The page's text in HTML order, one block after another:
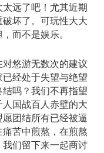
远了吧！尤其近期
坏了。可玩性大大
而不是娱乐。
悠游无数次的建议
经处于失望与绝望
吗？我们不再指望
国战百人赤壁的大
团结所有已经被逼
苦中煎熬，在煎熬
们留下来一起商讨